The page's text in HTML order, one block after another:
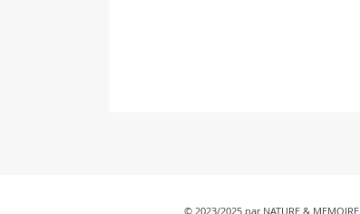
© 2023/2025 par NATURE & MEMOIRE